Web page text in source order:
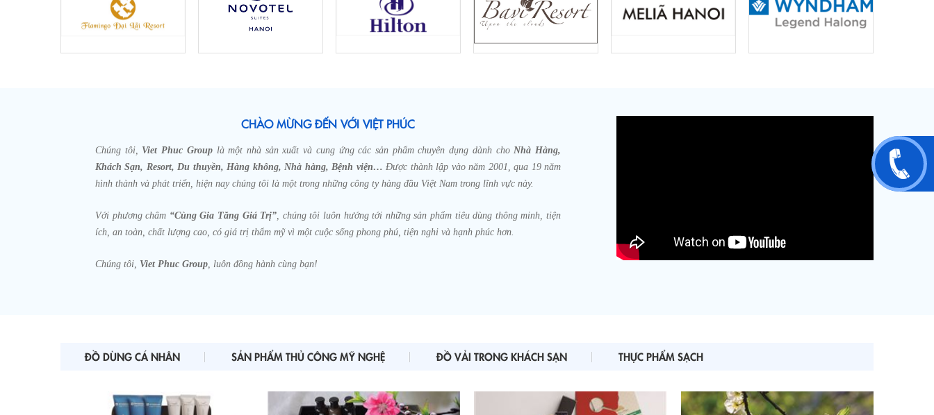
CHÀO MỪNG ĐẾN VỚI VIỆT PHÚC
Chúng tôi, Viet Phuc Grouplà một nhà sản xuất và cung ứng các sản phẩm chuyên dụng dành choNhà Hàng,
Khách Sạn, Resort, Du thuyền, Hàng không, Nhà hàng, Bệnh viện… Được thành lập vào năm 2001, qua 19 năm
hình thành và phát triển, hiện nay chúng tôi là một trong những công ty hàng đầu Việt Nam trong lĩnh vực này.
Với phương châm “Cùng Gia Tăng Giá Trị” , chúng tôi luôn hướng tới những sản phẩm tiêu dùng thông minh, tiện
ích, an toàn, chất lượng cao, có giá trị thẩm mỹ vì một cuộc sống phong phú, tiện nghi và hạnh phúc hơn.
Chúng tôi, Viet Phuc Group , luôn đồng hành cùng bạn!
ĐỒ DÙNG CÁ NHÂN SẢN PHẨM THỦ CÔNG MỸ NGHỆ ĐỒ VẢI TRONG KHÁCH SẠN THỰC PHẨM SẠCH